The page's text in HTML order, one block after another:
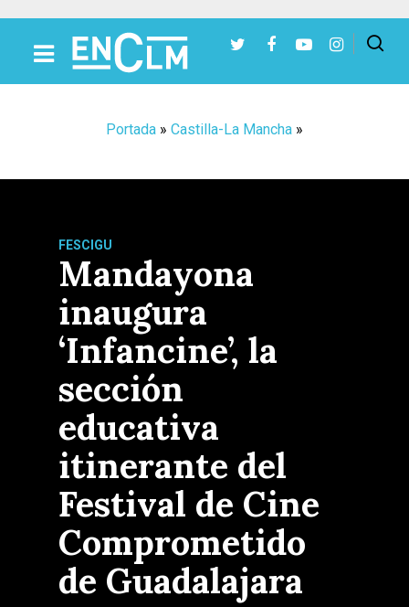
Portada » Castilla-La Mancha »
FESCIGU
Mandayona
inaugura
‘Infancine’, la
sección
educativa
itinerante del
Festival de Cine
Comprometido
de Guadalajara